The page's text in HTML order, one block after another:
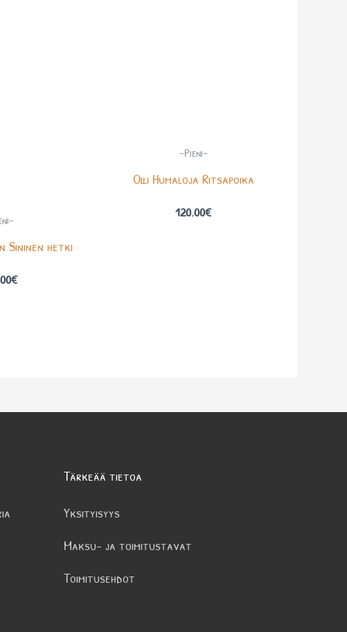
Sininen hetki
€
-Pieni-
Olli Humaloja Ritsapoika
120.00€
Tärkeää tietoa
Yksityisyys
Maksu- ja toimitustavat
Toimitusehdot